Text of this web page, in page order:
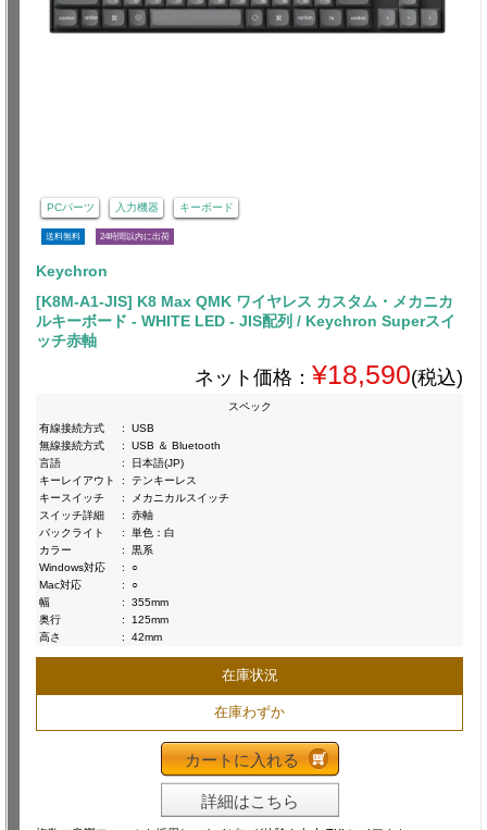
PCパーツ 入力機器 キーボード
送料無料 24時間以内に出荷
Keychron
[K8M-A1-JIS] K8 Max QMK ワイヤレス カスタム・メカニカ
ルキーボード - WHITE LED - JIS配列 / Keychron Superスイ
ッチ赤軸
ネット価格： ¥18,590(税込)
スペック
有線接続方式
:
USB
無線接続方式
:
USB ＆ Bluetooth
言語
:
日本語(JP)
キーレイアウト
:
テンキーレス
キースイッチ
:
メカニカルスイッチ
スイッチ詳細
:
赤軸
バックライト
:
単色：白
カラー
:
黒系
Windows対応
:
○
Mac対応
:
○
幅
:
355mm
奥行
:
125mm
高さ
: 42mm
在庫状況
在庫わずか
カートに入れる
詳細はこちら